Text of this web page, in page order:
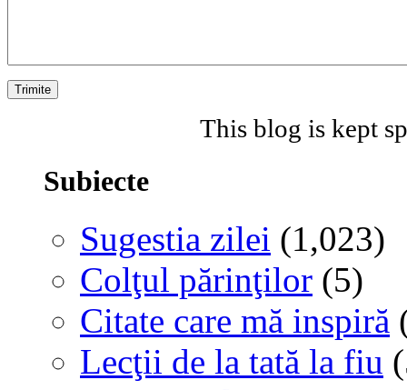
This blog is kept
Subiecte
Sugestia zilei (1,023)
Colţul părinţilor (5)
Citate care mă inspiră
Lecţii de la tată la fiu